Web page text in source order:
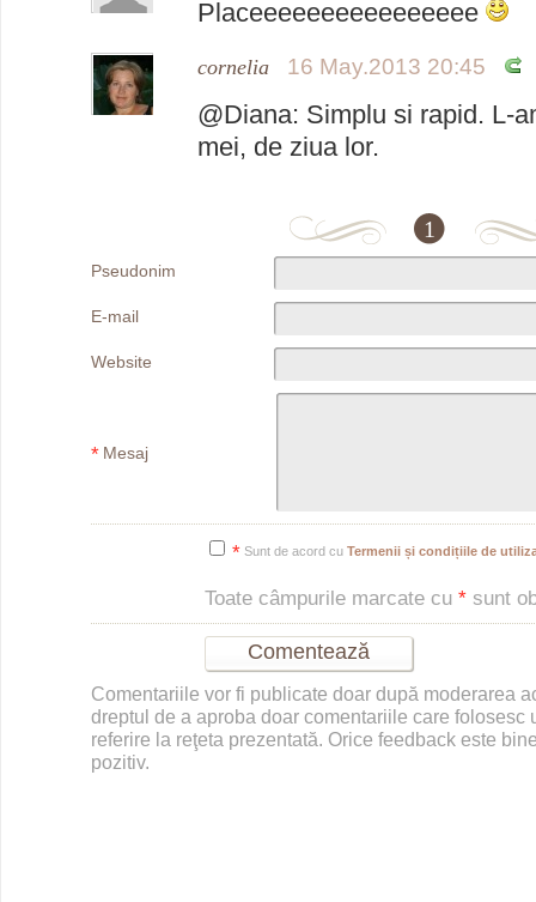
Placeeeeeeeeeeeeeeee
cornelia 16 May.2013 20:45
@Diana: Simplu si rapid. L-
mei, de ziua lor.
1
Pseudonim
E-mail
Website
* Mesaj
* Sunt de acord cu Termenii și condițiile de
Toate câmpurile marcate cu * sunt
Comentariile vor fi publicate doar după moderarea
dreptul de a aproba doar comentariile care folosesc
referire la reţeta prezentată. Orice feedback este
pozitiv.